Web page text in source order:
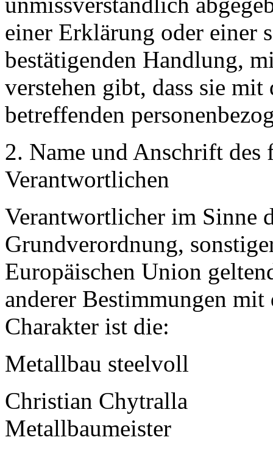
einer Erklärung oder einer
bestätigenden Handlung,
verstehen gibt, dass sie
betreffenden
2. Name und Anschrift des
Verantwortlichen
Verantwortlicher im Sinne
Grundverordnung,
Europäischen Union
anderer Bestimmungen
Charakter ist die:
Metallbau steelvoll
Christian Chytralla
Metallbaumeister